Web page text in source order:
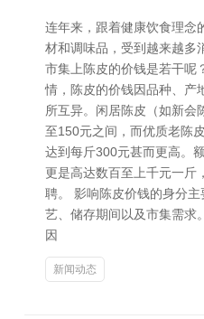
连年来，跟着健康饮食理念
材和调味品，受到越来越多
市集上陈皮的价钱是若干呢
情，陈皮的价钱因品种、产
所互异。闲居陈皮（如新会
至150元之间，而优质老陈
达到每斤300元甚而更高。
更是高达数百至上千元一斤
聘。 影响陈皮价钱的身分
艺、储存期间以及市集需求
因
新闻动态